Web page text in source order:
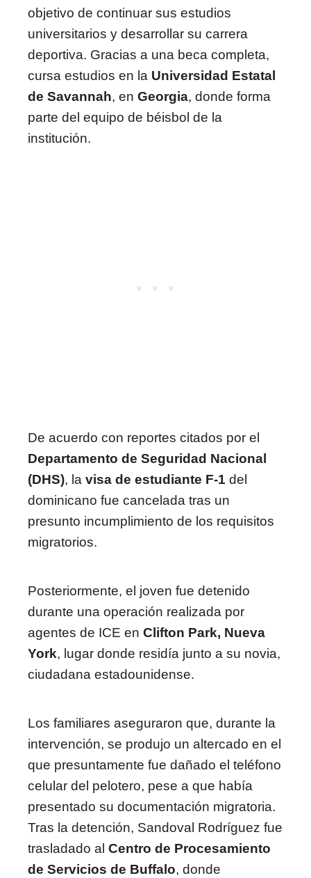
objetivo de continuar sus estudios
universitarios y desarrollar su carrera
deportiva. Gracias a una beca completa,
cursa estudios en la Universidad Estatal
de Savannah, en Georgia, donde forma
parte del equipo de béisbol de la
institución.
De acuerdo con reportes citados por el
Departamento de Seguridad Nacional
(DHS), la visa de estudiante F-1 del
dominicano fue cancelada tras un
presunto incumplimiento de los requisitos
migratorios.
Posteriormente, el joven fue detenido
durante una operación realizada por
agentes de ICE en Clifton Park, Nueva
York, lugar donde residía junto a su novia,
ciudadana estadounidense.
Los familiares aseguraron que, durante la
intervención, se produjo un altercado en el
que presuntamente fue dañado el teléfono
celular del pelotero, pese a que había
presentado su documentación migratoria.
Tras la detención, Sandoval Rodríguez fue
trasladado al Centro de Procesamiento
de Servicios de Buffalo, donde